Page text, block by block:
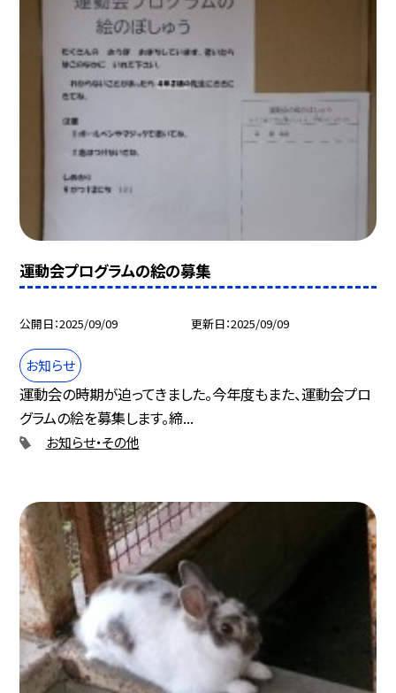
運動会プログラムの絵の募集
公開日 2025/09/09 更新日 2025/09/09
お知らせ
運動会の時期が迫ってきました。今年度もまた、運動会プロ
グラムの絵を募集します。締...
お知らせ・その他